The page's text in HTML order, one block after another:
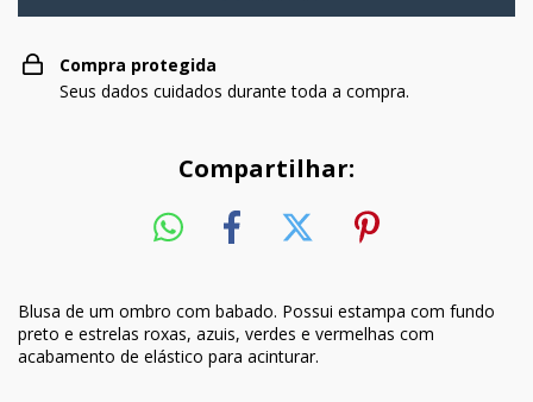
Compra protegida
Seus dados cuidados durante toda a compra.
Compartilhar:
Blusa de um ombro com babado. Possui estampa com fundo
preto e estrelas roxas, azuis, verdes e vermelhas com
acabamento de elástico para acinturar.